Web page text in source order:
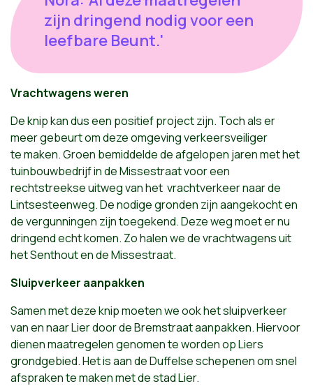
zijn dringend nodig voor een
leefbare Beunt.'
Vrachtwagens weren
De knip kan dus een positief project zijn. Toch als er
meer gebeurt om deze omgeving verkeersveiliger
te maken. Groen bemiddelde de afgelopen jaren met het
tuinbouwbedrijf in de Missestraat voor een
rechtstreekse uitweg van het vrachtverkeer naar de
Lintsesteenweg. De nodige gronden zijn aangekocht en
de vergunningen zijn toegekend. Deze weg moet er nu
dringend echt komen. Zo halen we de vrachtwagens uit
het Senthout en de Missestraat.
Sluipverkeer aanpakken
Samen met deze knip moeten we ook het sluipverkeer
van en naar Lier door de Bremstraat aanpakken. Hiervoor
dienen maatregelen genomen te worden op Liers
grondgebied. Het is aan de Duffelse schepenen om snel
afspraken te maken met de stad Lier.